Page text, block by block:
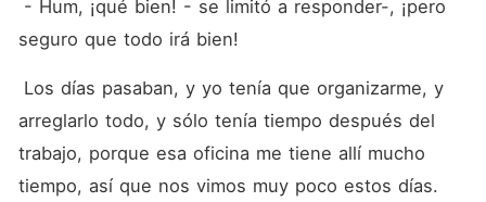
seguro que todo irá bien!
arreglarlo todo, y sólo tenía tiempo después del
trabajo, porque esa oficina me tiene allí mucho
tiempo, así que nos vimos muy poco estos días.